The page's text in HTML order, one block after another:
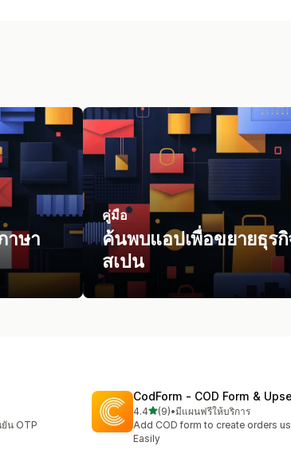
าษา
คู่มือ
ค้นพบแอปเพื่อขยายธุร
สเปน
น OTP
CodForm ‑ COD Form &
4.4เต็ม 5 ดาว
(9)
ทั้งหมด 9 รีวิว
•มีแผนฟรีให้บริการ
Add COD form to create orders
Easily